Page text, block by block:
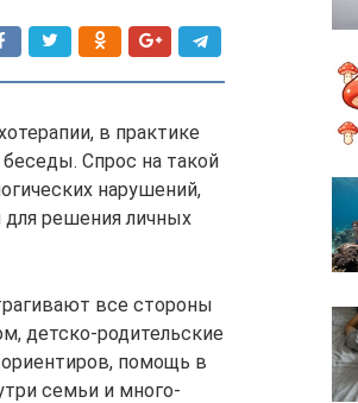
в практике
Спрос на такой
нарушений,
решения личных
все стороны
детско-родительские
помощь в
семьи и много-